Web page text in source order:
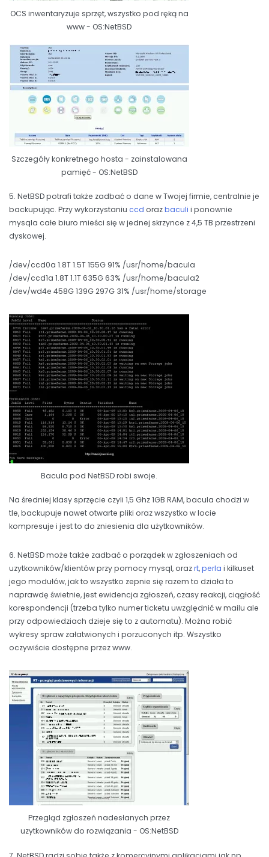
OCS inwentaryzuje sprzęt, wszystko pod ręką na
www - OS:NetBSD
Szczegóły konkretnego hosta - zainstalowana
pamięć - OS:NetBSD
5. NetBSD potrafi także zadbać o dane w Twojej firmie, centralnie je
backupując. Przy wykorzystaniu ccd orazbaculi i ponownie
mysqla całe biuro mieści się w jednej skrzynce z 4,5 TB przestrzeni
dyskowej.
/dev/ccd0a 1.8T 1.5T 155G 91% /usr/home/bacula
/dev/ccd1a 1.8T 1.1T 635G 63% /usr/home/bacula2
/dev/wd4e 458G 139G 297G 31% /usr/home/storage
Bacula pod NetBSD robi swoje.
Na średniej klasy sprzęcie czyli 1,5 Ghz 1GB RAM, bacula chodzi w
tle, backupuje nawet otwarte pliki oraz wszystko w locie
kompresuje i jest to do zniesienia dla użytkowników.
6. NetBSD może także zadbać o porządek w zgłoszeniach od
uzytkowników/klientów przy pomocy mysql, orazrt,perla i kilkuset
jego modułów, jak to wszystko zepnie się razem to działa to
naprawdę świetnie, jest ewidencja zgłoszeń, czasy reakcji, ciągłość
korespondencji (trzeba tylko numer ticketu uwzględnić w mailu ale
przy odpowiedziach dzieje się to z automatu). Można robić
wykresy spraw załatwionych i porzuconych itp. Wszystko
oczywiście dostępne przez www.
Przegląd zgłoszeń nadesłanych przez
uzytkowników do rozwiązania - OS:NetBSD